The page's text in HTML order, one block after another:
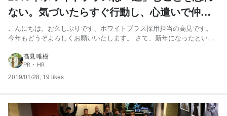
ない。気づいたらすぐ行動し、心遣いで仲間
を笑顔にし、のびしろで戦っていく。
こんにちは。お久しぶりです、ホワイトプラス採用担当の高見です。
今年もどうぞよろしくお願いいたします。 さて、新年になったという
たしました。 新年会は、1部と2部に分かれ、1部では ①2018年振り返
り ②2019年方針発表、全社目標 ③20...
髙見 唯樹
PR・HR
2019/01/28, 19 likes